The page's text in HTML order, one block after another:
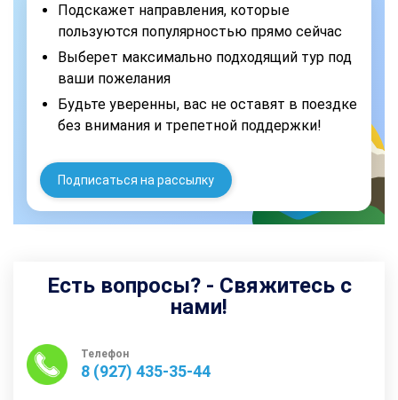
Подскажет направления, которые
пользуются популярностью прямо сейчас
Выберет максимально подходящий тур под
ваши пожелания
Будьте уверенны, вас не оставят в поездке
без внимания и трепетной поддержки!
Подписаться на рассылку
Есть вопросы? - Свяжитесь с
нами!
Телефон
8 (927) 435-35-44